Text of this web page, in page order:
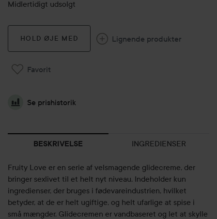
Midlertidigt udsolgt
HOLD ØJE MED Lignende produkter
Favorit
Se prishistorik
BESKRIVELSE INGREDIENSER
Fruity Love er en serie af velsmagende glidecreme, der
bringer sexlivet til et helt nyt niveau. Indeholder kun
ingredienser, der bruges i fødevareindustrien, hvilket
betyder, at de er helt ugiftige, og helt ufarlige at spise i
små mængder. Glidecremen er vandbaseret og let at skylle